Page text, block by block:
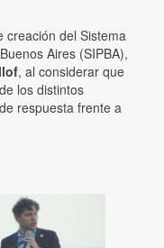
creación del Sistema
Aires (SIPBA),
, al considerar que
los distintos
respuesta frente a